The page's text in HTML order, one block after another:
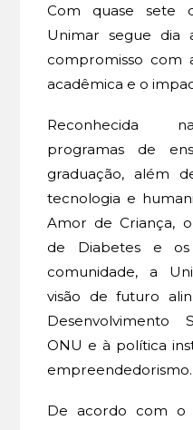
Com quase sete
Unimar segue dia
compromisso com
acadêmica e o
Reconhecida
programas de
graduação, além
tecnologia e
Amor de Criança,
de Diabetes e
comunidade, a
visão de futuro
Desenvolvimento
ONU e à política
empreendedorismo.
De acordo com o